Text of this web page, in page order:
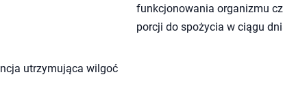
utrzymująca wilgoć
funkcjonowania organizmu
porcji do spożycia w ciągu